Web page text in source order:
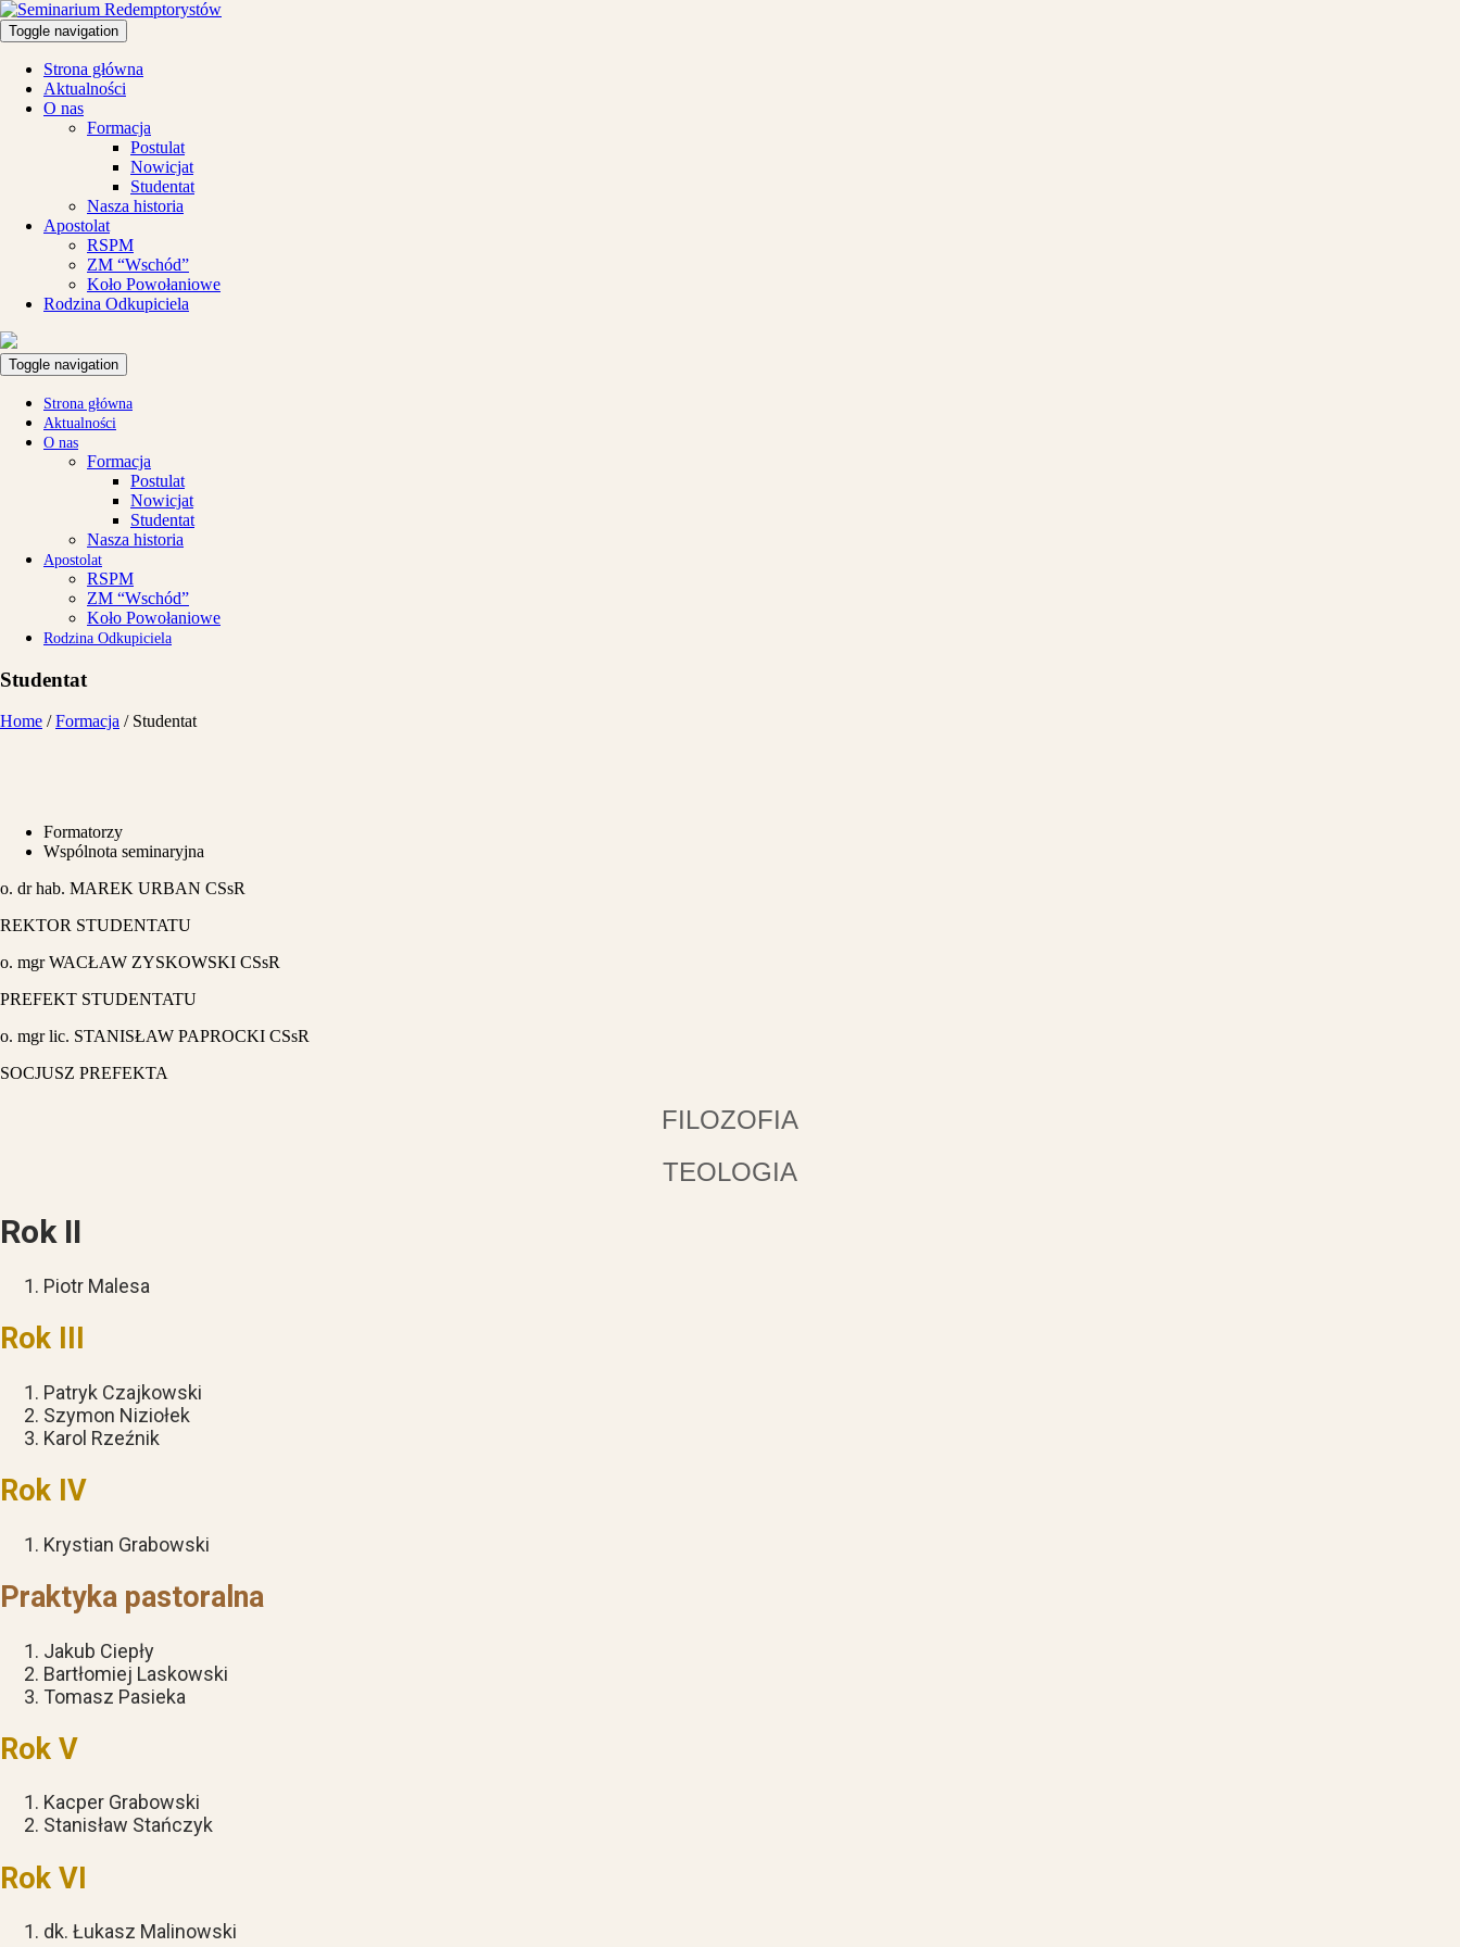
Toggle navigation
Strona główna
Aktualności
O nas
Formacja
Postulat
Nowicjat
Studentat
Nasza historia
Apostolat
RSPM
ZM “Wschód”
Koło Powołaniowe
Rodzina Odkupiciela
Toggle navigation
Strona główna
Aktualności
O nas
Formacja
Postulat
Nowicjat
Studentat
Nasza historia
Apostolat
RSPM
ZM “Wschód”
Koło Powołaniowe
Rodzina Odkupiciela
Studentat
Home / Formacja / Studentat
Formatorzy
Wspólnota seminaryjna
o. dr hab. MAREK URBAN CSsR
REKTOR STUDENTATU
o. mgr WACŁAW ZYSKOWSKI CSsR
PREFEKT STUDENTATU
o. mgr lic. STANISŁAW PAPROCKI CSsR
SOCJUSZ PREFEKTA
FILOZOFIA
TEOLOGIA
Rok II
Piotr Malesa
Rok III
Patryk Czajkowski
Szymon Niziołek
Karol Rzeźnik
Rok I V
Krystian Grabowski
Praktyka pastoralna
Jakub Ciepły
Bartłomiej Laskowski
Tomasz Pasieka
Rok V
Kacper Grabowski
Stanisław Stańczyk
Rok VI
dk. Łukasz Malinowski